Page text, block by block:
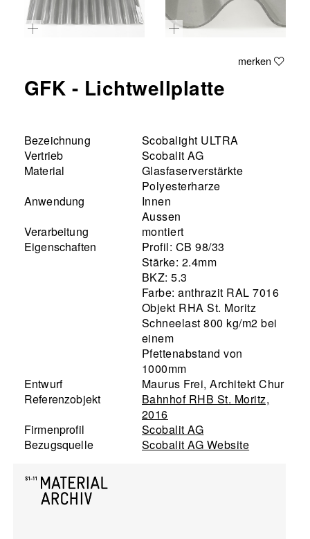
merken
GFK - Lichtwellplatte
Bezeichnung
Scobalight ULTRA
Vertrieb
Scobalit AG
Material
Glasfaserverstärkte
Polyesterharze
Anwendung
Innen
Aussen
Verarbeitung
montiert
Eigenschaften
Profil: CB 98/33
Stärke: 2.4mm
BKZ: 5.3
Farbe: anthrazit RAL 7016
Objekt RHA St. Moritz
Schneelast 800 kg/m2 bei
einem
Pfettenabstand von
1000mm
Entwurf
Maurus Frei, Architekt Chur
Referenzobjekt
Bahnhof RHB St. Moritz,
2016
Firmenprofil
Scobalit AG
Bezugsquelle
Scobalit AG Website